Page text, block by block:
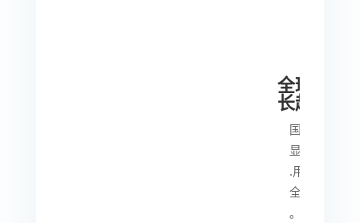
全球过期
长趋势
国际纸浆和
显示，全球
用纸和出版
.
全球纸张消